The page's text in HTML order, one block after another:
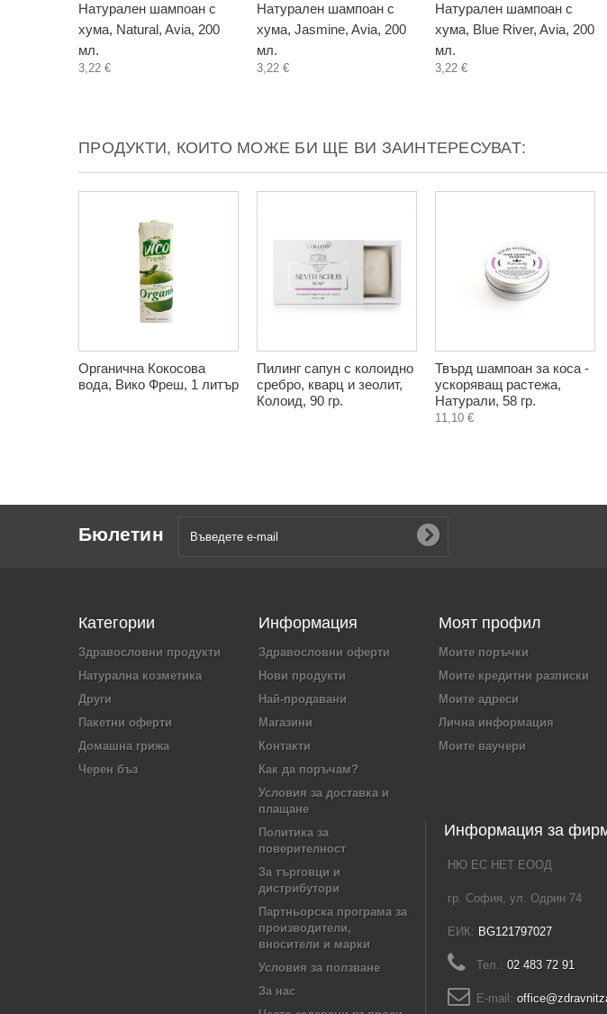
Натурален шампоан с
хума, Natural, Avia, 200
мл.
3,22 €
Натурален шампоан с
хума, Jasmine, Avia, 200
мл.
3,22 €
Натурален шампоан с
хума, Blue River, Avia, 200
мл.
3,22 €
ПРОДУКТИ, КОИТО МОЖЕ БИ ЩЕ ВИ ЗАИНТЕРЕСУВАТ:
Органична Кокосова
вода, Вико Фреш, 1 литър
Пилинг сапун с колоидно
сребро, кварц и зеолит,
Колоид, 90 гр.
Твърд шампоан за коса -
ускоряващ растежа,
Натурали, 58 гр.
11,10 €
Бюлетин
Категории
Здравословни продукти
Натурална козметика
Други
Пакетни оферти
Домашна грижа
Черен бъз
Информация
Здравословни оферти
Нови продукти
Най-продавани
Магазини
Контакти
Как да поръчам?
Условия за доставка и
плащане
Политика за
поверителност
За търговци и
дистрибутори
Партньорска програма за
производители,
вносители и марки
Условия за ползване
За нас
Моят профил
Моите поръчки
Моите кредитни разписки
Моите адреси
Лична информация
Моите ваучери
Информация за
НЮ ЕС НЕТ ЕООД
гр. София, ул. Одрин 74
ЕИК: BG121797027
Тел.: 02 483 72 91
E-mail: